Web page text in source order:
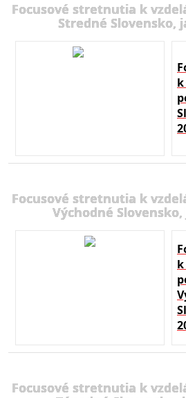
Focusové stretnutia k
Stredné Slovensko,
Focusové stretnutia k
Východné
Focusové stretnutia k